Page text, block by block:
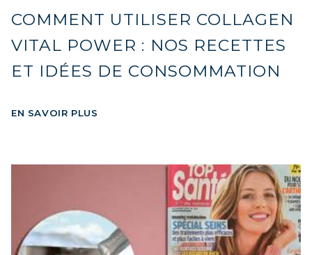
COMMENT UTILISER COLLAGEN
VITAL POWER : NOS RECETTES
ET IDÉES DE CONSOMMATION
EN SAVOIR PLUS